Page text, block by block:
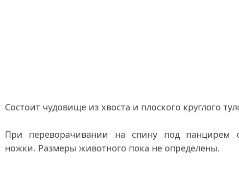
Состоит чудовище из хвоста и плоского круглого
При переворачивании на спину под панцирем
ножки. Размеры животного пока не определены.